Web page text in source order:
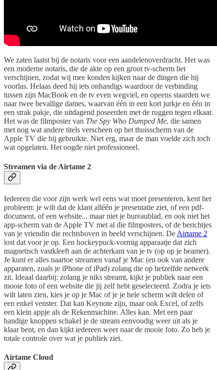
We zaten laatst bij de notaris voor een aandelenoverdracht. Het was
een moderne notaris, die de akte op een groot tv-scherm liet
verschijnen, zodat wij mee konden kijken naar de dingen die hij
voorlas. Helaas deed hij iets onhandigs waardoor de verbinding
tussen zijn MacBook en de tv even wegviel, en opeens staarden we
naar twee bevallige dames, waarvan één in een kort jurkje en één in
een strak pakje, die uitdagend poseerden met de ruggen tegen elkaar.
Het was de filmposter van The Spy Who Dumped Me, die samen
met nog wat andere titels verscheen op het thuisscherm van de
Apple TV die hij gebruikte. Niet erg, maar de man voelde zich toch
wat opgelaten. Het oogde niet professioneel.
Streamen via de Airtame 2
Iedereen die voor zijn werk wel eens wat moet presenteren, kent het
probleem: je wilt dat de klant alléén je presentatie ziet, of een pdf-
document, of een website... maar niet je bureaublad, en ook niet het
app-scherm van de Apple TV met al die filmposters, of de berichtjes
van je vriendin die rechtsboven in beeld verschijnen. De Airtame 2
lost dat voor je op. Een hockeypuck-vormig apparaatje dat zich
magnetisch vastkleeft aan de achterkant van je tv (op op je beamer).
Je kunt er alles naartoe streamen vanaf je Mac (en ook van andere
apparaten, zoals je iPhone of iPad) zolang die op hetzelfde netwerk
zit. Ideaal daarbij: zolang je niks streamt, kijkt je publiek naar een
mooie foto of een website die jij zelf hebt geselecteerd. Zodra je iets
wilt laten zien, kies je op je Mac of je je hele scherm wilt delen of
een enkel venster. Dat kan Keynote zijn, maar ook Excel, of zelfs
een klein appje als de Rekenmachine. Alles kan. Met een paar
handige knoppen schakel je de stream eenvoudig weer uit als je
klaar bent, en dan kijkt iedereen weer naar de mooie foto. Zo heb je
totale controle over wat je publiek ziet.
Airtame Cloud